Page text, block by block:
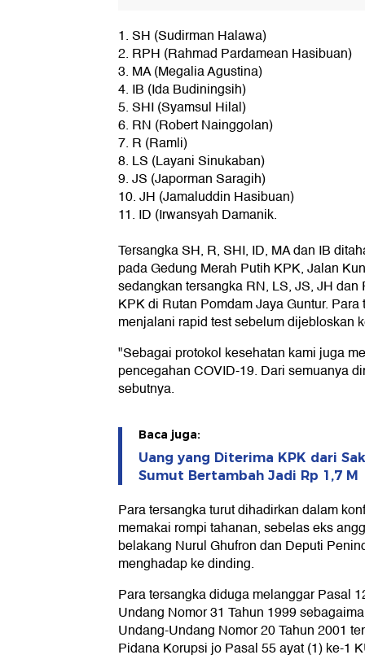
1. SH (Sudirman Halawa)
2. RPH (Rahmad Pardamean Hasibuan)
3. MA (Megalia Agustina)
4. IB (Ida Budiningsih)
5. SHI (Syamsul Hilal)
6. RN (Robert Nainggolan)
7. R (Ramli)
8. LS (Layani Sinukaban)
9. JS (Japorman Saragih)
10. JH (Jamaluddin Hasibuan)
11. ID (Irwansyah Damanik.
Tersangka SH, R, SHI, ID, MA dan IB
pada Gedung Merah Putih KPK, Jalan
sedangkan tersangka RN, LS, JS, JH
KPK di Rutan Pomdam Jaya Guntur.
menjalani rapid test sebelum dijebloskan
"Sebagai protokol kesehatan kami juga
pencegahan COVID-19. Dari semuanya
sebutnya.
Baca juga:
Uang yang Diterima KPK dari
Sumut Bertambah Jadi Rp 1,7 M
Para tersangka turut dihadirkan dalam
memakai rompi tahanan, sebelas eks
belakang Nurul Ghufron dan Deputi
menghadap ke dinding.
Para tersangka diduga melanggar Pasal
Undang Nomor 31 Tahun 1999
Undang-Undang Nomor 20 Tahun 2001
Pidana Korupsi jo Pasal 55 ayat (1) ke-1